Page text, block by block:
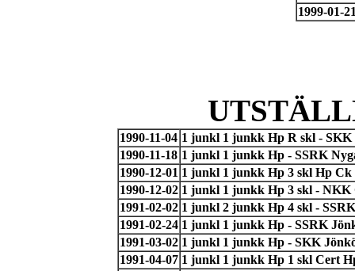
1999-01-
1990-11-04 1 junkl 1 junkk Hp R skl - SKK
1990-11-18 1 junkl 1 junkk Hp - SSRK
1990-12-01 1 junkl 1 junkk Hp 3 skl Hp
1990-12-02 1 junkl 1 junkk Hp 3 skl - NKK
1991-02-02 1 junkl 2 junkk Hp 4 skl -
1991-02-24 1 junkl 1 junkk Hp - SSRK
1991-03-02 1 junkl 1 junkk Hp - SKK
1991-04-07 1 junkl 1 junkk Hp 1 skl Cert